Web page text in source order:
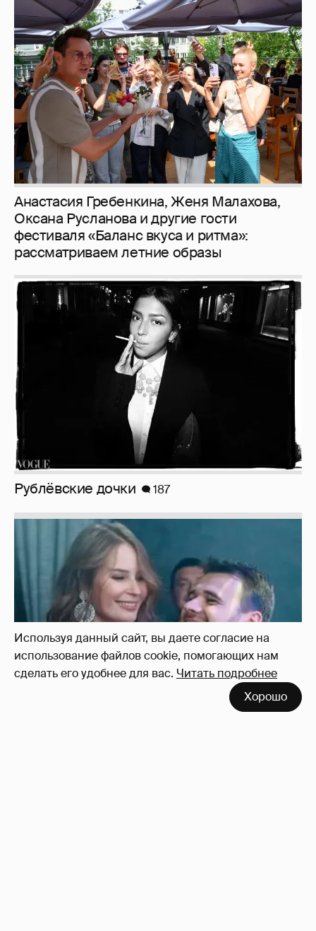
Используя данный сайт, вы даете согласие на
использование файлов cookie, помогающих нам
сделать его удобнее для вас. Читать подробнее
Хорошо
Анастасия Гребенкина, Женя Малахова,
Оксана Русланова и другие гости
фестиваля «Баланс вкуса и ритма»:
рассматриваем летние образы
Рублёвские дочки 187
Неужели правда?